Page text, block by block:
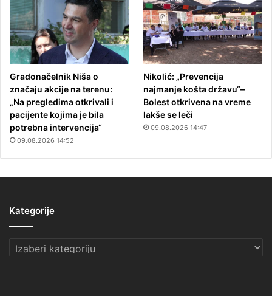
Gradonačelnik Niša o
značaju akcije na terenu:
„Na pregledima otkrivali i
pacijente kojima je bila
potrebna intervencija“
09.08.2026 14:52
Nikolić: „Prevencija
najmanje košta državu“–
Bolest otkrivena na vreme
lakše se leči
09.08.2026 14:47
Kategorije
Kategorije